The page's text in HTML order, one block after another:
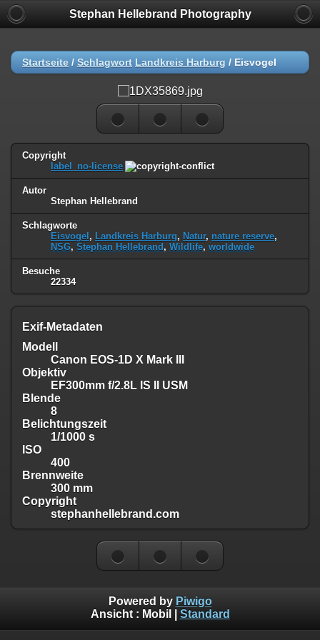
Stephan Hellebrand Photography
Startseite / Schlagwort Landkreis Harburg / Eisvogel
Copyright
label_no-license
Autor
Stephan Hellebrand
Schlagworte
Eisvogel , Landkreis Harburg, Natur, nature reserve,
NSG, Stephan Hellebrand , Wildlife, worldwide
Besuche
22334
Exif-Metadaten
Modell
Canon EOS-1D X Mark III
Objektiv
EF300mm f/2.8L IS II USM
Blende
8
Belichtungszeit
1/1000 s
ISO
400
Brennweite
300 mm
Copyright
stephanhellebrand.com
Powered by Piwigo
Ansicht : Mobil Standard